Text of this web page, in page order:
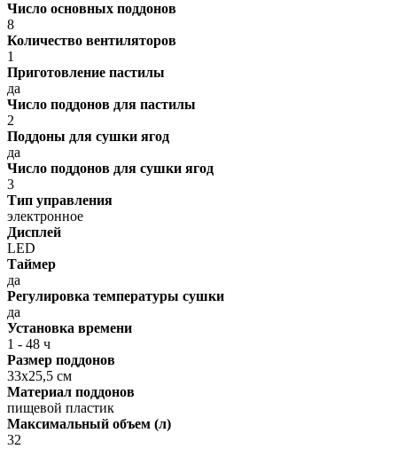
Число основных поддонов
8
Количество вентиляторов
1
Приготовление пастилы
да
Число поддонов для пастилы
2
Поддоны для сушки ягод
да
Число поддонов для сушки ягод
3
Тип управления
электронное
Дисплей
LED
Таймер
да
Регулировка температуры сушки
да
Установка времени
1 - 48 ч
Размер поддонов
33х25,5 см
Материал поддонов
пищевой пластик
Максимальный объем (л)
32